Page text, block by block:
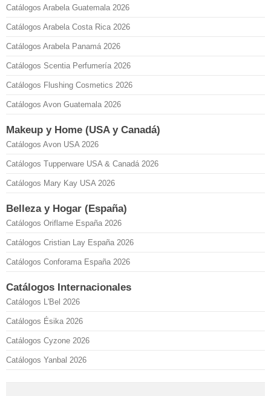
Catálogos Arabela Guatemala 2026
Catálogos Arabela Costa Rica 2026
Catálogos Arabela Panamá 2026
Catálogos Scentia Perfumería 2026
Catálogos Flushing Cosmetics 2026
Catálogos Avon Guatemala 2026
Makeup y Home (USA y Canadá)
Catálogos Avon USA 2026
Catálogos Tupperware USA & Canadá 2026
Catálogos Mary Kay USA 2026
Belleza y Hogar (España)
Catálogos Oriflame España 2026
Catálogos Cristian Lay España 2026
Catálogos Conforama España 2026
Catálogos Internacionales
Catálogos L'Bel 2026
Catálogos Ésika 2026
Catálogos Cyzone 2026
Catálogos Yanbal 2026